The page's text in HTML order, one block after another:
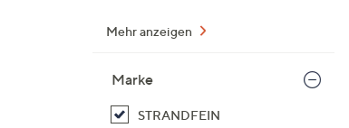
Mehr anzeigen
Marke
STRANDFEIN